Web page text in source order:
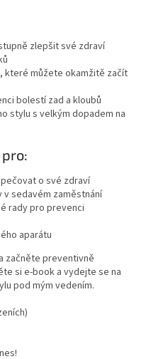
zlepšit své zdraví
které můžete okamžitě začít
bolestí zad a kloubů
stylu s velkým dopadem na
o své zdraví
sedavém zaměstnání
rady pro prevenci
aparátu
začněte preventivně
si e-book a vydejte se na
pod mým vedením.